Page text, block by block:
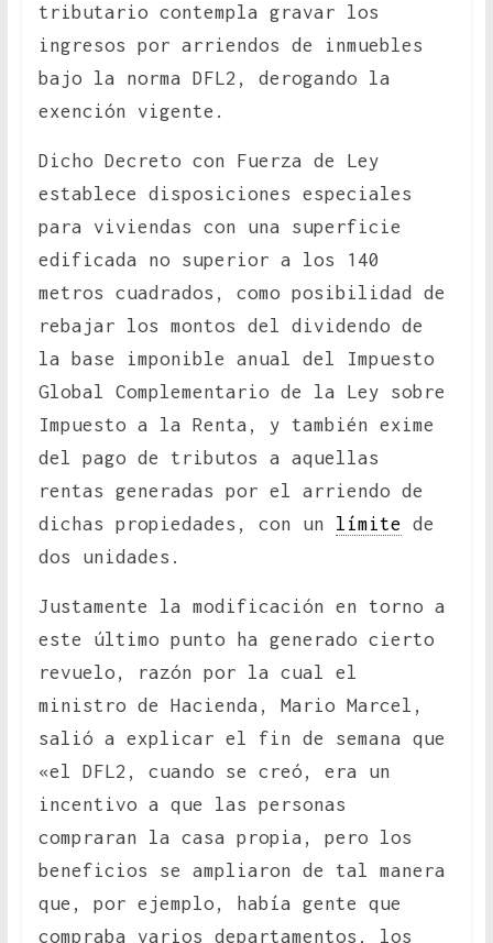
tributario contempla gravar los
ingresos por arriendos de inmuebles
bajo la norma DFL2, derogando la
exención vigente.
Dicho Decreto con Fuerza de Ley
establece disposiciones especiales
para viviendas con una superficie
edificada no superior a los 140
metros cuadrados, como posibilidad de
rebajar los montos del dividendo de
la base imponible anual del Impuesto
Global Complementario de la Ley sobre
Impuesto a la Renta, y también exime
del pago de tributos a aquellas
rentas generadas por el arriendo de
dichas propiedades, con un límite de
dos unidades.
Justamente la modificación en torno a
este último punto ha generado cierto
revuelo, razón por la cual el
ministro de Hacienda, Mario Marcel,
salió a explicar el fin de semana que
«el DFL2, cuando se creó, era un
incentivo a que las personas
compraran la casa propia, pero los
beneficios se ampliaron de tal manera
que, por ejemplo, había gente que
compraba varios departamentos, los